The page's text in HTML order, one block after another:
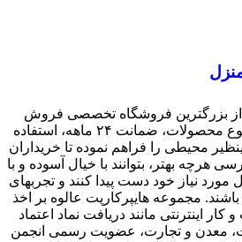
از بزرگترین فروشگاه تخصصی فروش
فرش در کشور، در کنار تنوع محصولات، ضمانت ۲۴ ماهه، استفاده
محیطی را فراهم نموده تا خریداران
هرچه بهتر، بتوانند با خیال آسوده و با
نیاز خود دست پیدا کنند و تجربهای
مجموعه هایپرکارپت عالوه بر اخذ
اینترنتی مانند دریافت نماد اعتماد
معدن و تجارت، عضویت رسمی انجمن